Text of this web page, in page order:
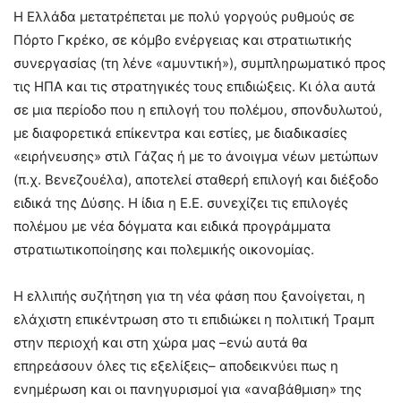
Η Ελλάδα μετατρέπεται με πολύ γοργούς ρυθμούς σε
Πόρτο Γκρέκο, σε κόμβο ενέργειας και στρατιωτικής
συνεργασίας (τη λένε «αμυντική»), συμπληρωματικό προς
τις ΗΠΑ και τις στρατηγικές τους επιδιώξεις. Κι όλα αυτά
σε μια περίοδο που η επιλογή του πολέμου, σπονδυλωτού,
με διαφορετικά επίκεντρα και εστίες, με διαδικασίες
«ειρήνευσης» στιλ Γάζας ή με το άνοιγμα νέων μετώπων
(π.χ. Βενεζουέλα), αποτελεί σταθερή επιλογή και διέξοδο
ειδικά της Δύσης. Η ίδια η Ε.Ε. συνεχίζει τις επιλογές
πολέμου με νέα δόγματα και ειδικά προγράμματα
στρατιωτικοποίησης και πολεμικής οικονομίας.
Η ελλιπής συζήτηση για τη νέα φάση που ξανοίγεται, η
ελάχιστη επικέντρωση στο τι επιδιώκει η πολιτική Τραμπ
στην περιοχή και στη χώρα μας –ενώ αυτά θα
επηρεάσουν όλες τις εξελίξεις– αποδεικνύει πως η
ενημέρωση και οι πανηγυρισμοί για «αναβάθμιση» της